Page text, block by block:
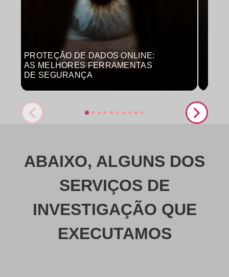
PROTEÇÃO DE DADOS ONLINE:
AS MELHORES FERRAMENTAS
DE SEGURANÇA
ABAIXO, ALGUNS DOS
SERVIÇOS DE
INVESTIGAÇÃO QUE
EXECUTAMOS